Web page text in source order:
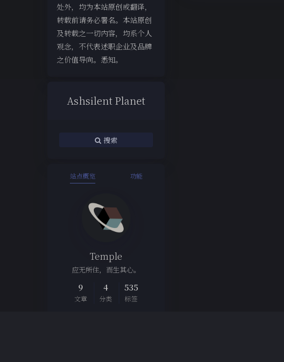
处外，均为本站原创或翻译，
转载前请务必署名。本站原创
及转载之一切内容，均系个人
观念，不代表述职企业及品牌
之价值导向。悉知。
Ashsilent Planet
搜索
站点概览 功能
Temple
应无所住，而生其心。
9
文章
4
分类
535
标签